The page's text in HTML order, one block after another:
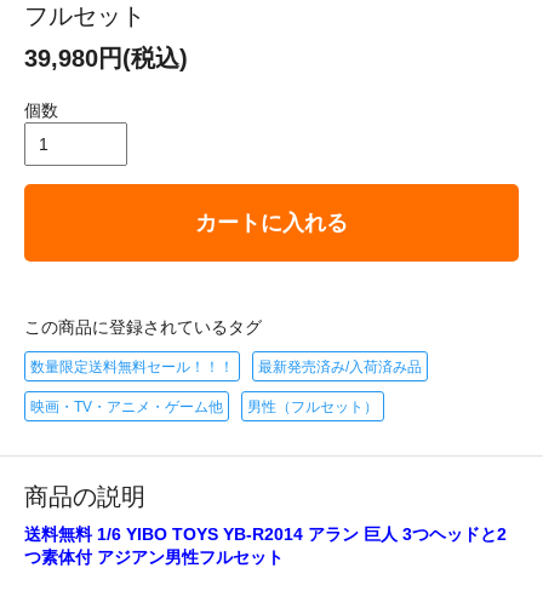
フルセット
39,980円(税込)
個数
カートに入れる
この商品に登録されているタグ
数量限定送料無料セール！！！ 最新発売済み/入荷済み品
映画・TV・アニメ・ゲーム他 男性（フルセット）
商品の説明
送料無料 1/6 YIBO TOYS YB-R2014 アラン 巨人 3つヘッドと2
つ素体付 アジアン男性フルセット